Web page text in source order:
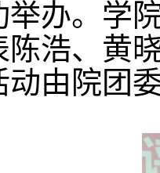
举办。学
陈浩、黄
动由院团